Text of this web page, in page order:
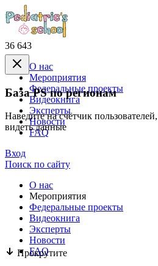
36 643
База PS по регионам
Наведите на счётчик
видеть данные
Прокрутите
О нас
Mероприятия
Федеральные проекты
Видеокнига
Эксперты
Новости
FAQ
Вход
Поиск по сайту
О нас
Mероприятия
Федеральные проекты
Видеокнига
Эксперты
Новости
FAQ